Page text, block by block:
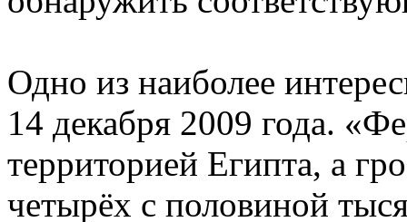
Одно из наиболее
14 декабря 2009 года.
территорией Египта, а
четырёх с половиной